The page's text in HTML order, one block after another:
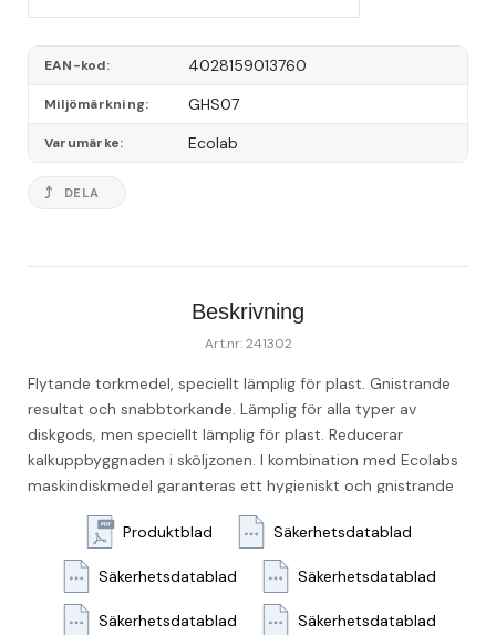
EAN-kod 4028159013760
Miljömärkning GHS07
Varumärke Ecolab
DELA
Beskrivning
Art.nr: 241302
Flytande torkmedel, speciellt lämplig för plast. Gnistrande
resultat och snabbtorkande. Lämplig för alla typer av
diskgods, men speciellt lämplig för plast. Reducerar
kalkuppbyggnaden i sköljzonen. I kombination med Ecolabs
maskindiskmedel garanteras ett hygieniskt och gnistrande
rent resultat För användning genom Ecolab
doseringsutrustning. - pH-värde: 7.0-9.0, 100% - Lukt:
Luktfri - Utseende: Klar blå vätska
Produktblad Säkerhetsdatablad
Säkerhetsdatablad Säkerhetsdatablad
Säkerhetsdatablad Säkerhetsdatablad